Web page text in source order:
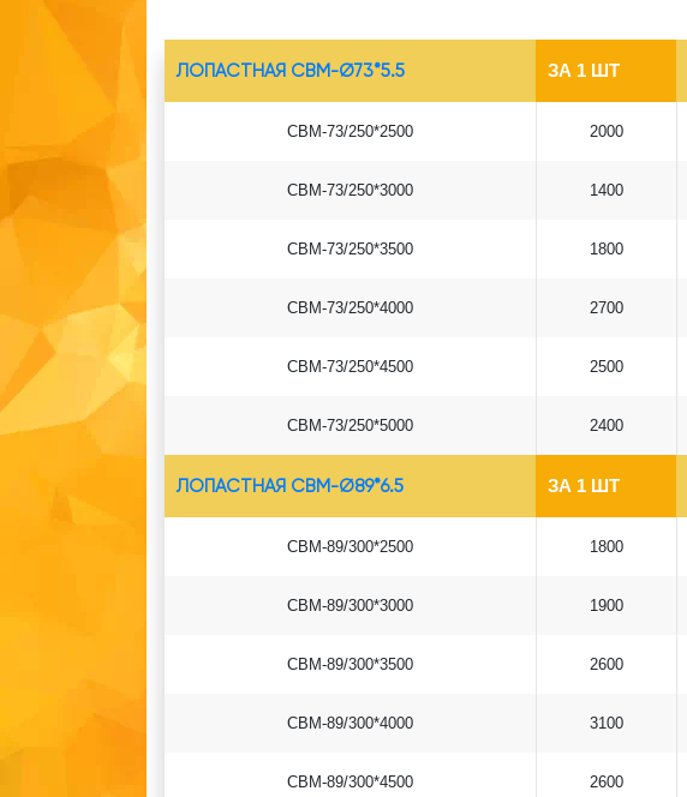
ЛОПАСТНАЯ СВМ-Ø73*5.5 ЗА 1 ШТ
СВМ-73/250*2500 2000
СВМ-73/250*3000 1400
СВМ-73/250*3500 1800
СВМ-73/250*4000 2700
СВМ-73/250*4500 2500
СВМ-73/250*5000 2400
ЛОПАСТНАЯ СВМ-Ø89*6.5 ЗА 1 ШТ
СВМ-89/300*2500 1800
СВМ-89/300*3000 1900
СВМ-89/300*3500 2600
СВМ-89/300*4000 3100
СВМ-89/300*4500 2600